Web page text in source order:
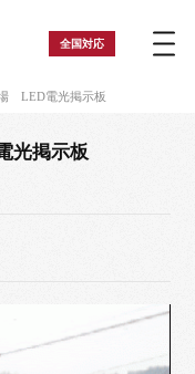
全国対応
LED電光掲示板
光掲示板